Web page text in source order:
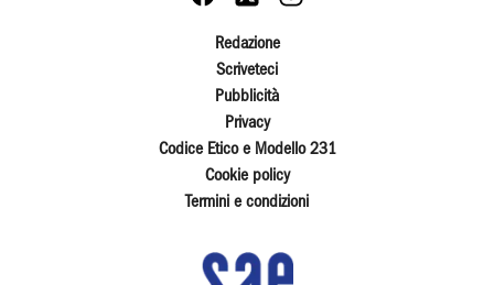
Redazione
Scriveteci
Pubblicità
Privacy
Codice Etico e Modello 231
Cookie policy
Termini e condizioni